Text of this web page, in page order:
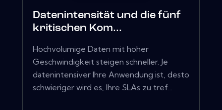
Datenintensität und die fünf
kritischen Kom...
Hochvolumige Daten mit hoher
Geschwindigkeit steigen schneller. Je
datenintensiver Ihre Anwendung ist, desto
schwieriger wird es, Ihre SLAs zu tref...